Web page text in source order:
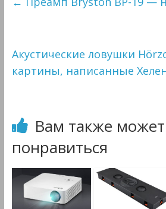
Акустические ловушки
картины, написанные
Вам также может
понравиться